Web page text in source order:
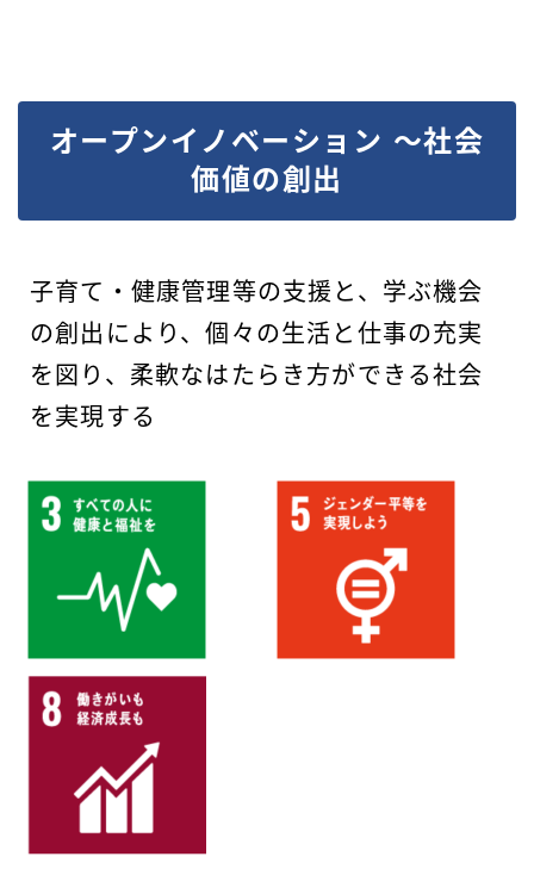
オープンイノベーション ～社会
価値の創出
子育て・健康管理等の支援と、学ぶ機会
の創出により、個々の生活と仕事の充実
を図り、柔軟なはたらき方ができる社会
を実現する